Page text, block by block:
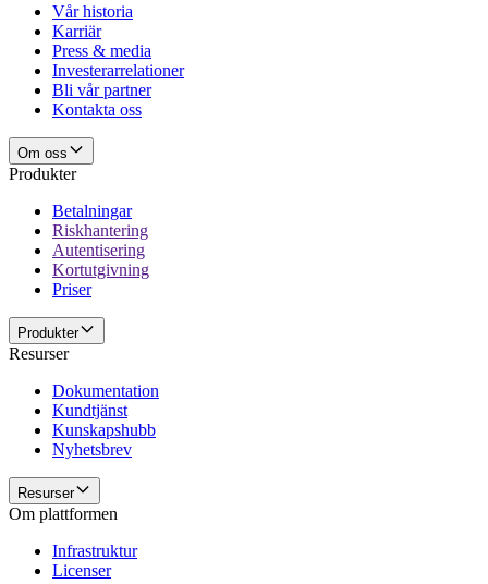
Vår historia
Karriär
Press & media
Investerarrelationer
Bli vår partner
Kontakta oss
Om oss
Produkter
Betalningar
Riskhantering
Autentisering
Kortutgivning
Priser
Produkter
Resurser
Dokumentation
Kundtjänst
Kunskapshubb
Nyhetsbrev
Resurser
Om plattformen
Infrastruktur
Licenser